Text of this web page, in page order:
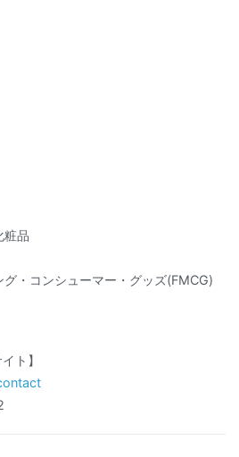
粧品
・コンシューマー・グッズ(FMCG)
ト】